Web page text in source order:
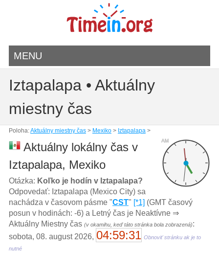
MENU
Iztapalapa • Aktuálny
miestny čas
Poloha:Aktuálny miestny čas> Mexiko> Iztapalapa>
AM
Aktuálny lokálny čas v
Iztapalapa, Mexiko
Otázka: Koľko je hodín v Iztapalapa?
Odpovedať: Iztapalapa (Mexico City) sa
nachádza v časovom pásme "CST" [*1] (GMT časový
posun v hodinách: -6) a Letný čas je Neaktívne ⇒
Aktuálny Miestny čas (v okamihu, keď táto stránka bola zobrazená):
sobota, 08. august 2026, 04:59:31 Obnoviť stránku ak je to
nutné